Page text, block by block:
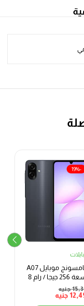
-19%
سامسونج موبايل A07
– سعة 256 جيجا / رام 8
– شاشة 6.7 بوصة
جنيه
جنيه